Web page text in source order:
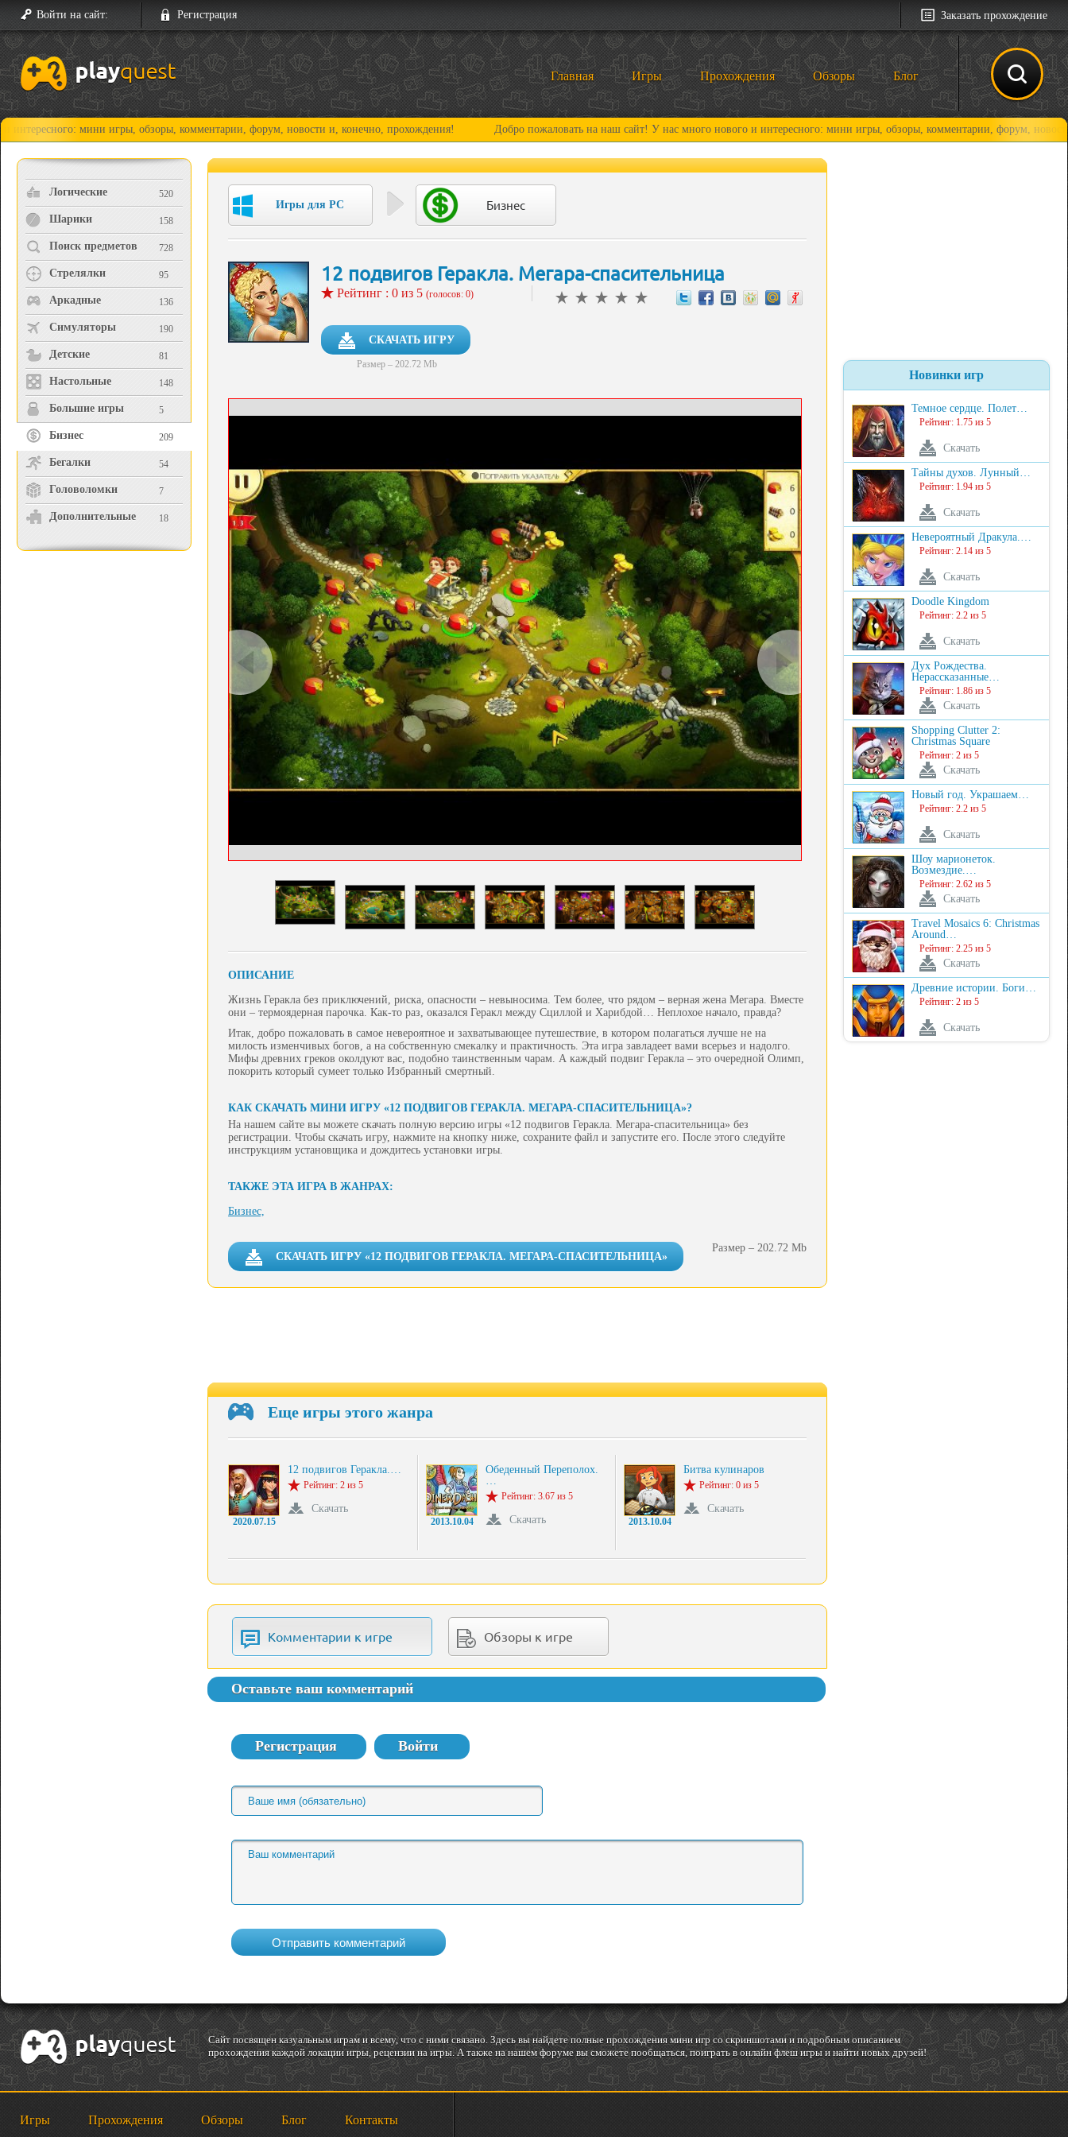
Войти на сайт: Регистрация Заказать прохождение
Главная Игры Прохождения Обзоры Блог
мини игры, обзоры, комментарии, форум, новости и, конечно, прохождения! Добро пожаловать на наш сайт! У нас много нового и интересного: мини игры, обзоры, комментарии, форум, новости и,
Логические 520
Шарики 158
Поиск предметов 728
Стрелялки 95
Аркадные 136
Симуляторы 190
Детские 81
Настольные 148
Большие игры 5
Бизнес 209
Бегалки 54
Головоломки 7
Дополнительные 18
Игры для PC Бизнес
12 подвигов Геракла. Мегара-спасительница
Рейтинг : 0 из 5 (голосов: 0)
СКАЧАТЬ ИГРУ
Размер – 202.72 Mb
ОПИСАНИЕ
Жизнь Геракла без приключений, риска, опасности – невыносима. Тем более, что рядом – верная жена Мегара. Вместе
они – термоядерная парочка. Как-то раз, оказался Геракл между Сциллой и Харибдой… Неплохое начало, правда?
Итак, добро пожаловать в самое невероятное и захватывающее путешествие, в котором полагаться лучше не на
милость изменчивых богов, а на собственную смекалку и практичность. Эта игра завладеет вами всерьез и надолго.
Мифы древних греков околдуют вас, подобно таинственным чарам. А каждый подвиг Геракла – это очередной Олимп,
покорить который сумеет только Избранный смертный.
КАК СКАЧАТЬ МИНИ ИГРУ «12 ПОДВИГОВ ГЕРАКЛА. МЕГАРА-СПАСИТЕЛЬНИЦА»?
На нашем сайте вы можете скачать полную версию игры «12 подвигов Геракла. Мегара-спасительница» без
регистрации. Чтобы скачать игру, нажмите на кнопку ниже, сохраните файл и запустите его. После этого следуйте
инструкциям установщика и дождитесь установки игры.
ТАКЖЕ ЭТА ИГРА В ЖАНРАХ:
Бизнес,
СКАЧАТЬ ИГРУ «12 ПОДВИГОВ ГЕРАКЛА. МЕГАРА-СПАСИТЕЛЬНИЦА»
Размер – 202.72 Mb
Еще игры этого жанра
2020.07.15
12 подвигов Геракла.…
Рейтинг: 2 из 5
Скачать
2013.10.04
Обеденный Переполох.
…
Рейтинг: 3.67 из 5
Скачать 2013.10.04
Битва кулинаров
Рейтинг: 0 из 5
Скачать
Комментарии к игре Обзоры к игре
Оставьте ваш комментарий
Регистрация Войти
Новинки игр
Темное сердце. Полет…
Рейтинг: 1.75 из 5
Скачать
Тайны духов. Лунный…
Рейтинг: 1.94 из 5
Скачать
Невероятный Дракула.…
Рейтинг: 2.14 из 5
Скачать
Doodle Kingdom
Рейтинг: 2.2 из 5
Скачать
Дух Рождества.
Нерассказанные…
Рейтинг: 1.86 из 5
Скачать
Shopping Clutter 2:
Christmas Square
Рейтинг: 2 из 5
Скачать
Новый год. Украшаем…
Рейтинг: 2.2 из 5
Скачать
Шоу марионеток.
Возмездие.…
Рейтинг: 2.62 из 5
Скачать
Travel Mosaics 6: Christmas
Around…
Рейтинг: 2.25 из 5
Скачать
Древние истории. Боги…
Рейтинг: 2 из 5
Скачать
Cайт посвящен казуальным играм и всему, что с ними связано. Здесь вы найдете полные прохождения мини игр со скриншотами и подробным описанием
прохождения каждой локации игры, рецензии на игры. А также на нашем форуме вы сможете пообщаться, поиграть в онлайн флеш игры и найти новых друзей!
Игры Прохождения Обзоры Блог Контакты